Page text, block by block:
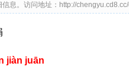
息。访问地址：http://
jiàn juān